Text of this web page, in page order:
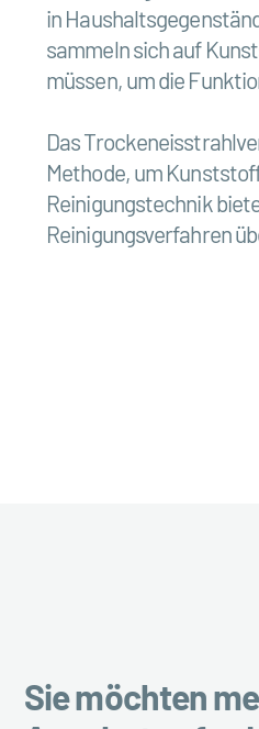
in
sammeln sich auf
müssen, um die
Das
Methode, um
Reinigungstechnik
Reinigungsverfahren
Sie möchten